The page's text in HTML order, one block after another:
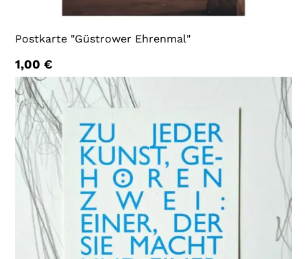
Postkarte "Güstrower Ehrenmal"
1,00€